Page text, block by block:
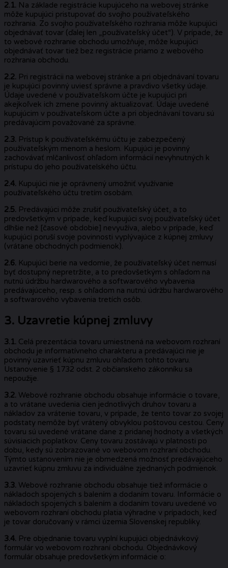
2.1. Na základe registrácie kupujúceho na webovej stránke
môže kupujúci pristupovať do svojho používateľského
rozhrania. Zo svojho používateľského rozhrania môže kupujúci
objednávať tovar (ďalej len „používateľský účet“). V prípade, že
to webové rozhranie obchodu umožňuje, môže kupujúci
objednávať tovar tiež bez registrácie priamo z webového
rozhrania obchodu.
2.2. Pri registrácii na webovej stránke a pri objednávaní tovaru
je kupujúci povinný uviesť správne a pravdivo všetky údaje.
Údaje uvedené v používateľskom účte je kupujúci pri
akejkoľvek ich zmene povinný aktualizovať. Údaje uvedené
kupujúcim v používateľskom účte a pri objednávaní tovaru sú
predávajúcim považované za správne.
2.3. Prístup k používateľskému účtu je zabezpečený
používateľským menom a heslom. Kupujúci je povinný
zachovávať mlčanlivosť ohľadom informácií nevyhnutných k
prístupu do jeho používatelského účtu.
2.4. Kupujúci nie je oprávnený umožniť využívanie
používateľského účtu tretím osobám.
2.5. Predávajúci môže zrušiť používateľský účet, a to
predovšetkým v prípade, keď kupujúci svoj používateľský účet
dlhšie než [časové obdobie] nevyužíva, alebo v prípade, keď
kupujúci poruší svoje povinnosti vyplývajúce z kúpnej zmluvy
(vrátane obchodných podmienok).
2.6. Kupujúci berie na vedomie, že používateľský účet nemusí
byť dostupný nepretržite, a to predovšetkým s ohľadom na
nutnú údržbu hardwarového a softwarového vybavenia
predávajúceho, resp. s ohľadom na nutnú údržbu hardwarového
a softwarového vybavenia tretích osôb.
3. Uzavretie kúpnej zmluvy
3.1. Celá prezentácia tovaru umiestnená na webovom rozhraní
obchodu je informatívneho charakteru a predávajúci nie je
povinný uzavrieť kúpnu zmluvu ohľadom tohto tovaru.
Ustanovenie § 1732 odst. 2 občianskeho zákonníku sa
nepoužije.
3.2. Webové rozhranie obchodu obsahuje informácie o tovare,
a to vrátane uvedenia cien jednotlivých druhov tovaru a
nákladov za vrátenie tovaru, v prípade, že tento tovar zo svojej
podstaty nemôže byť vrátený obvyklou poštovou cestou. Ceny
tovaru sú uvedené vrátane dane z pridanej hodnoty a všetkých
súvisiacich poplatkov. Ceny tovaru zostávajú v platnosti po
dobu, kedy sú zobrazované vo webovom rozhraní obchodu.
Týmto ustanovením nie je obmedzená možnosť predávajúceho
uzavrieť kúpnu zmluvu za individuálne zjednaných podmienok.
3.3. Webové rozhranie obchodu obsahuje tiež informácie o
nákladoch spojených s balením a dodaním tovaru. Informácie o
nákladoch spojených s balením a dodaním tovaru uvedené vo
webovom rozhraní obchodu platia výhradne v prípadoch, keď
je tovar doručovaný v rámci územia Slovenskej republiky.
3.4. Pre objednanie tovaru vyplní kupujúci objednávkový
formulár vo webovom rozhraní obchodu. Objednávkový
formulár obsahuje predovšetkým informácie o: